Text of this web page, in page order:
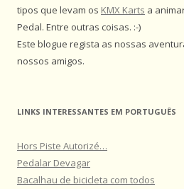
tipos que levam os KMX Karts a
Pedal. Entre outras coisas. :-)
Este blogue regista as nossas
nossos amigos.
LINKS INTERESSANTES EM PORTUGUÊS
Hors Piste Autorizé…
Pedalar Devagar
Bacalhau de bicicleta com todos